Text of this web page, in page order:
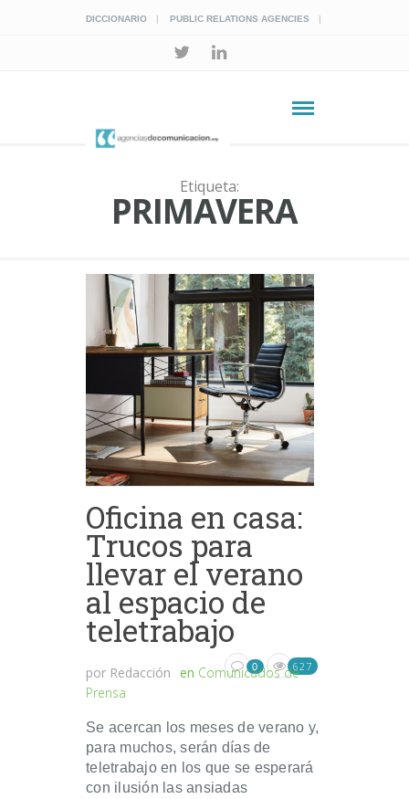
DICCIONARIO PUBLIC RELATIONS AGENCIES
Etiqueta:
PRIMAVERA
Oficina en casa:
Trucos para
llevar el verano
al espacio de
teletrabajo
por Redacción en Comunicados de
Prensa
0 627
Se acercan los meses de verano y,
para muchos, serán días de
teletrabajo en los que se esperará
con ilusión las ansiadas